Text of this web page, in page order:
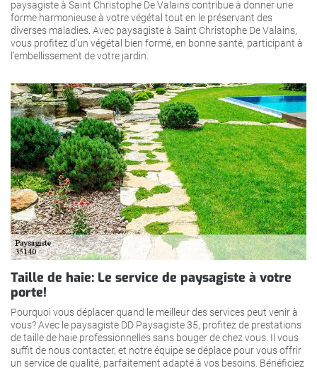
paysagiste à Saint Christophe De Valains contribue à donner une
forme harmonieuse à votre végétal tout en le préservant des
diverses maladies. Avec paysagiste à Saint Christophe De Valains,
vous profitez d’un végétal bien formé, en bonne santé, participant à
l’embellissement de votre jardin.
Taille de haie: Le service de paysagiste à votre
porte!
Pourquoi vous déplacer quand le meilleur des services peut venir à
vous? Avec le paysagiste DD Paysagiste 35, profitez de prestations
de taille de haie professionnelles sans bouger de chez vous. Il vous
suffit de nous contacter, et notre équipe se déplace pour vous offrir
un service de qualité, parfaitement adapté à vos besoins. Bénéficiez